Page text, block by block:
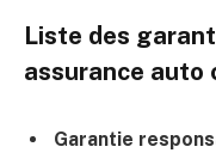
Liste des
assurance auto
Garantie